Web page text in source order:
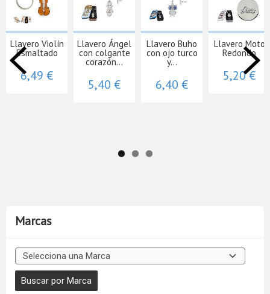
Marcas
Llavero Violín
Esmaltado
6,49 €
Llavero Ángel
con colgante
corazón...
5,40 €
Llavero Buho
con ojo turco
y...
6,40 €
Llavero Moto
Redondo
5,20 €